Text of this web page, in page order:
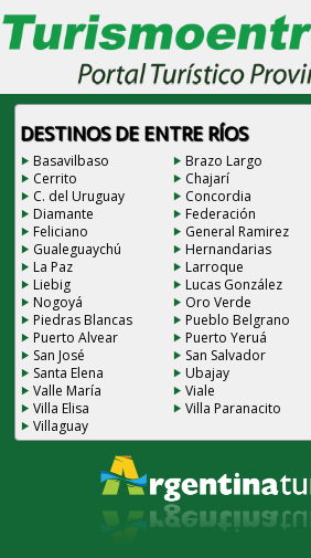
DESTINOS DE ENTRE RÍOS
Basavilbaso Brazo Largo
Cerrito
Chajarí
C. del Uruguay
Concordia
Diamante
Federación
Feliciano
General Ramirez
Gualeguaychú
Hernandarias
La Paz
Larroque
Liebig
Lucas González
Nogoyá
Oro Verde
Piedras Blancas
Pueblo Belgrano
Puerto Alvear
Puerto Yeruá
San José
San Salvador
Santa Elena
Ubajay
Valle María
Viale
Villa Elisa
Villa Paranacito
Villaguay